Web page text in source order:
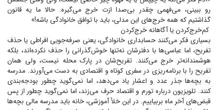
رو ببینی، می‌فهمی چقدر بی‌صدا ازت خرج می‌گیره. حالا ما یه قانون
گذاشتیم که همه خرج‌های این مدلی، باید با توافق خانوادگی باشه!»
کم‌خرج‌کردن یا آگاهانه خرج‌کردن
بسیاری فکر می‌کنند حسابداری خانوادگی، یعنی صرفه‌جویی افراطی یا حذف
تفریح، اما عباسی‌ها با دفترشان نه‌تنها خوش‌گذرانی را حذف نکرده‌اند، بلکه
هوشمندانه‌تر خرج می‌کنند. تفریح‌شان در پارک محله نیست، ولی همان
تفریح را با برنامه‌ریزی در سفری کوتاه و اقتصادی به دست می‌آورند. مدرسه
به بچه‌ها جذر عدد و اعشار یاد می‌دهد، اما نمی‌گوید چطور بودجه‌بندی
کنند. تلویزیون درباره تورم و اقتصاد حرف می‌زند، اما نمی‌گوید چطور از پس
قبض‌های آخر ماه بربیاییم. در این خلأ آموزشی، خانه باید مدرسه مالی بچه‌ها